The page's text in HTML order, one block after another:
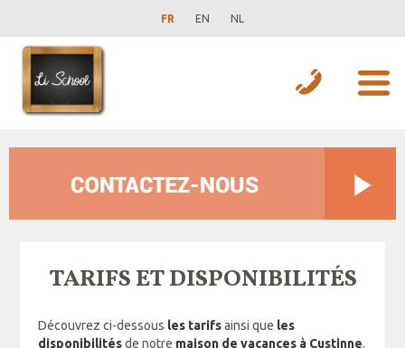
FR EN NL
TARIFS ET DISPONIBILITÉS
Découvrez ci-dessous les tarifsainsi que les
disponibilitésde notre maison de vacances à Custinne.